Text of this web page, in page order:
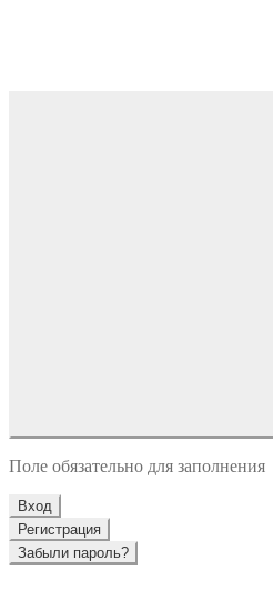
Поле обязательно для заполнения
Вход
Регистрация
Забыли пароль?